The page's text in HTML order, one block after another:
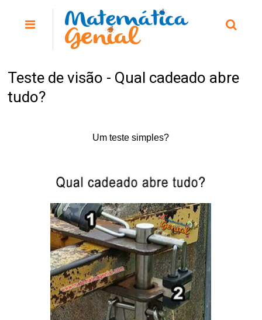
Teste de visão - Qual cadeado abre
tudo?
Um teste simples?